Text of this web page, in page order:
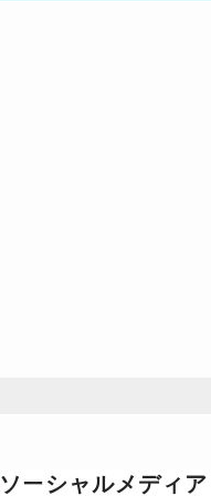
ソーシャルメディア